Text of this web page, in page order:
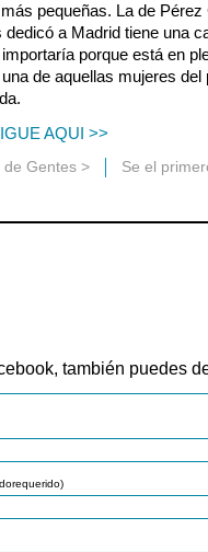
pequeñas. La de
a Madrid tiene una
porque está en
de aquellas mujeres
AQUI >>
de Gentes > Se el
también puedes